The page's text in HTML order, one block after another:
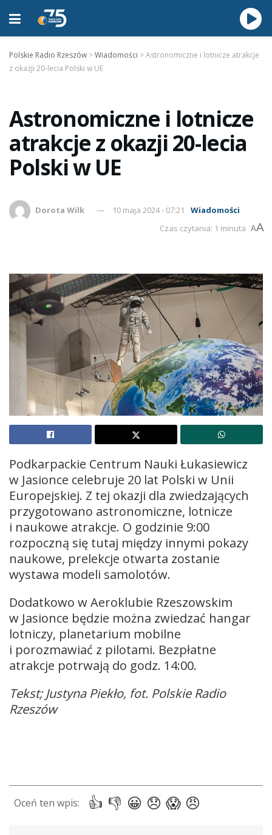
Polskie Radio Rzeszów >Wiadomości >Astronomiczne i lotnicze atrakcje
z okazji 20-lecia Polski w UE
Astronomiczne i lotnicze
atrakcje z okazji 20-lecia
Polski w UE
Dorota Wilk 10 maja 2024 - 07:21
Wiadomości
Czas czytania: 1 minuta AA
Podkarpackie Centrum Nauki Łukasiewicz
w Jasionce celebruje 20 lat Polski w Unii
Europejskiej. Z tej okazji dla zwiedzających
przygotowano astronomiczne, lotnicze
i naukowe atrakcje. O godzinie 9:00
rozpoczną się tutaj między innymi pokazy
naukowe, prelekcje otwarta zostanie
wystawa modeli samolotów.
Dodatkowo w Aeroklubie Rzeszowskim
w Jasionce będzie można zwiedzać hangar
lotniczy, planetarium mobilne
i porozmawiać z pilotami. Bezpłatne
atrakcje potrwają do godz. 14:00.
Tekst; Justyna Piekło, fot. Polskie Radio
Rzeszów